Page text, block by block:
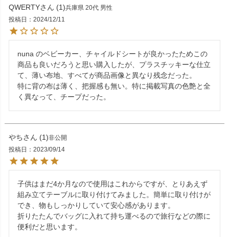
QWERTY 1 兵庫県 20代 男性
投稿日
2024/12/11
nuna のベビーカー、チャイルドシートが良かったためこの
商品も良いだろうと思い購入したが、プラスチッキーな仕立
て、薄い布地、すべてが商品画像と異なり残念だった。
特に背の布は薄く、把握感も無い。特に掲載写真の色艶と全
く異なって、チープだった。
やち 1 非公開
投稿日
2023/09/14
子供はまだ4か月なので使用はこれからですが、とりあえず
組み立てテーブルに取り付けてみました。簡単に取り付けが
でき、物もしっかりしていて安心感があります。
折りたたんでバッグに入れて持ち運べるので旅行などの際に
便利だと思います。